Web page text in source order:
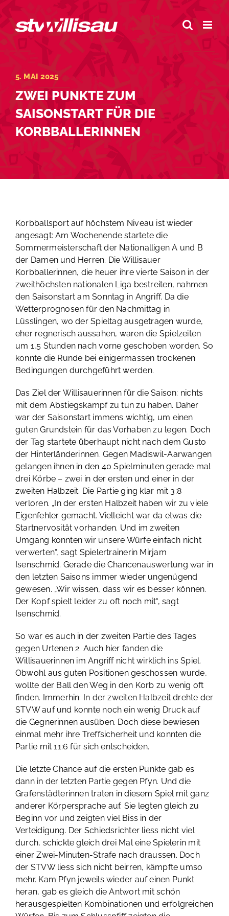
Zum
Inhalt
springen
5. MAI 2025
ZWEI PUNKTE ZUM
SAISONSTART FÜR DIE
KORBBALLERINNEN
Korbballsport auf höchstem Niveau ist wieder
angesagt: Am Wochenende startete die
Sommermeisterschaft der Nationalligen A und B
der Damen und Herren. Die Willisauer
Korbballerinnen, die heuer ihre vierte Saison in der
zweithöchsten nationalen Liga bestreiten, nahmen
den Saisonstart am Sonntag in Angriff. Da die
Wetterprognosen für den Nachmittag in
Lüsslingen, wo der Spieltag ausgetragen wurde,
eher regnerisch aussahen, waren die Spielzeiten
um 1,5 Stunden nach vorne geschoben worden. So
konnte die Runde bei einigermassen trockenen
Bedingungen durchgeführt werden.
Das Ziel der Willisauerinnen für die Saison: nichts
mit dem Abstiegskampf zu tun zu haben. Daher
war der Saisonstart immens wichtig, um einen
guten Grundstein für das Vorhaben zu legen. Doch
der Tag startete überhaupt nicht nach dem Gusto
der Hinterländerinnen. Gegen Madiswil-Aarwangen
gelangen ihnen in den 40 Spielminuten gerade mal
drei Körbe – zwei in der ersten und einer in der
zweiten Halbzeit. Die Partie ging klar mit 3:8
verloren. „In der ersten Halbzeit haben wir zu viele
Eigenfehler gemacht. Vielleicht war da etwas die
Startnervosität vorhanden. Und im zweiten
Umgang konnten wir unsere Würfe einfach nicht
verwerten“, sagt Spielertrainerin Mirjam
Isenschmid. Gerade die Chancenauswertung war in
den letzten Saisons immer wieder ungenügend
gewesen. „Wir wissen, dass wir es besser können.
Der Kopf spielt leider zu oft noch mit“, sagt
Isenschmid.
So war es auch in der zweiten Partie des Tages
gegen Urtenen 2. Auch hier fanden die
Willisauerinnen im Angriff nicht wirklich ins Spiel.
Obwohl aus guten Positionen geschossen wurde,
wollte der Ball den Weg in den Korb zu wenig oft
finden. Immerhin: In der zweiten Halbzeit drehte der
STVW auf und konnte noch ein wenig Druck auf
die Gegnerinnen ausüben. Doch diese bewiesen
einmal mehr ihre Treffsicherheit und konnten die
Partie mit 11:6 für sich entscheiden.
Die letzte Chance auf die ersten Punkte gab es
dann in der letzten Partie gegen Pfyn. Und die
Grafenstädterinnen traten in diesem Spiel mit ganz
anderer Körpersprache auf. Sie legten gleich zu
Beginn vor und zeigten viel Biss in der
Verteidigung. Der Schiedsrichter liess nicht viel
durch, schickte gleich drei Mal eine Spielerin mit
einer Zwei-Minuten-Strafe nach draussen. Doch
der STVW liess sich nicht beirren, kämpfte umso
mehr. Kam Pfyn jeweils wieder auf einen Punkt
heran, gab es gleich die Antwort mit schön
herausgespielten Kombinationen und erfolgreichen